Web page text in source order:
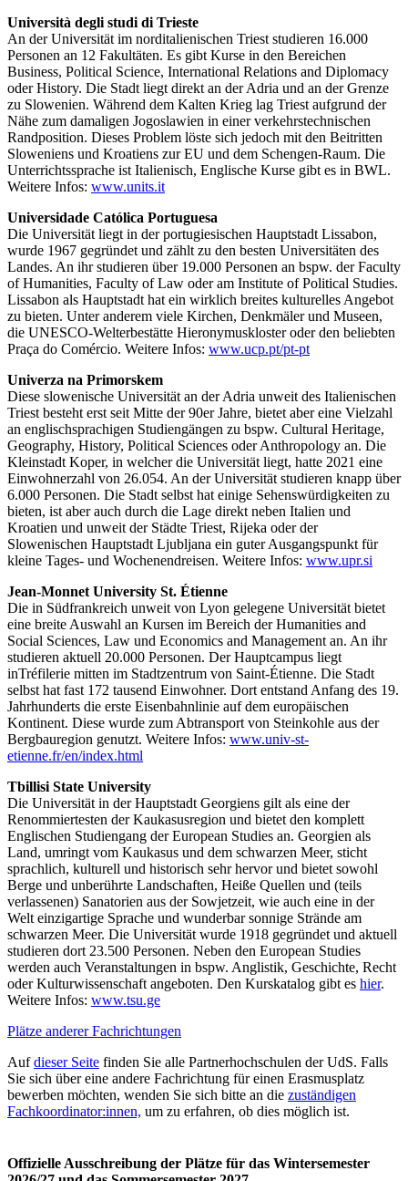
Università degli studi di Trieste
An der Universität im norditalienischen Triest studieren 16.000
Personen an 12 Fakultäten. Es gibt Kurse in den Bereichen
Business, Political Science, International Relations and Diplomacy
oder History. Die Stadt liegt direkt an der Adria und an der Grenze
zu Slowenien. Während dem Kalten Krieg lag Triest aufgrund der
Nähe zum damaligen Jogoslawien in einer verkehrstechnischen
Randposition. Dieses Problem löste sich jedoch mit den Beitritten
Sloweniens und Kroatiens zur EU und dem Schengen-Raum. Die
Unterrichtssprache ist Italienisch, Englische Kurse gibt es in BWL.
Weitere Infos: www.units.it
Universidade Católica Portuguesa
Die Universität liegt in der portugiesischen Hauptstadt Lissabon,
wurde 1967 gegründet und zählt zu den besten Universitäten des
Landes. An ihr studieren über 19.000 Personen an bspw. der Faculty
of Humanities, Faculty of Law oder am Institute of Political Studies.
Lissabon als Hauptstadt hat ein wirklich breites kulturelles Angebot
zu bieten. Unter anderem viele Kirchen, Denkmäler und Museen,
die UNESCO-Welterbestätte Hieronymuskloster oder den beliebten
Praça do Comércio. Weitere Infos: www.ucp.pt/pt-pt
Univerza na Primorskem
Diese slowenische Universität an der Adria unweit des Italienischen
Triest besteht erst seit Mitte der 90er Jahre, bietet aber eine Vielzahl
an englischsprachigen Studiengängen zu bspw. Cultural Heritage,
Geography, History, Political Sciences oder Anthropology an. Die
Kleinstadt Koper, in welcher die Universität liegt, hatte 2021 eine
Einwohnerzahl von 26.054. An der Universität studieren knapp über
6.000 Personen. Die Stadt selbst hat einige Sehenswürdigkeiten zu
bieten, ist aber auch durch die Lage direkt neben Italien und
Kroatien und unweit der Städte Triest, Rijeka oder der
Slowenischen Hauptstadt Ljubljana ein guter Ausgangspunkt für
kleine Tages- und Wochenendreisen. Weitere Infos: www.upr.si
Jean-Monnet University St. Étienne
Die in Südfrankreich unweit von Lyon gelegene Universität bietet
eine breite Auswahl an Kursen im Bereich der Humanities and
Social Sciences, Law und Economics and Management an. An ihr
studieren aktuell 20.000 Personen. Der Hauptcampus liegt
inTréfilerie mitten im Stadtzentrum von Saint-Étienne. Die Stadt
selbst hat fast 172 tausend Einwohner. Dort entstand Anfang des 19.
Jahrhunderts die erste Eisenbahnlinie auf dem europäischen
Kontinent. Diese wurde zum Abtransport von Steinkohle aus der
Bergbauregion genutzt. Weitere Infos: www.univ-st-
etienne.fr/en/index.html
Tbillisi State University
Die Universität in der Hauptstadt Georgiens gilt als eine der
Renommiertesten der Kaukasusregion und bietet den komplett
Englischen Studiengang der European Studies an. Georgien als
Land, umringt vom Kaukasus und dem schwarzen Meer, sticht
sprachlich, kulturell und historisch sehr hervor und bietet sowohl
Berge und unberührte Landschaften, Heiße Quellen und (teils
verlassenen) Sanatorien aus der Sowjetzeit, wie auch eine in der
Welt einzigartige Sprache und wunderbar sonnige Strände am
schwarzen Meer. Die Universität wurde 1918 gegründet und aktuell
studieren dort 23.500 Personen. Neben den European Studies
werden auch Veranstaltungen in bspw. Anglistik, Geschichte, Recht
oder Kulturwissenschaft angeboten. Den Kurskatalog gibt es hier.
Weitere Infos: www.tsu.ge
Plätze anderer Fachrichtungen
Aufdieser Seite finden Sie alle Partnerhochschulen der UdS. Falls
Sie sich über eine andere Fachrichtung für einen Erasmusplatz
bewerben möchten, wenden Sie sich bitte an die zuständigen
Fachkoordinator:innen, um zu erfahren, ob dies möglich ist.
Offizielle Ausschreibung der Plätze für das Wintersemester